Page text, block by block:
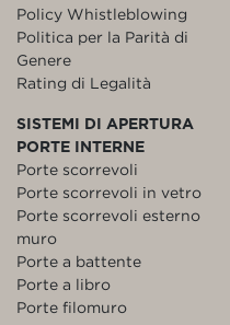
Policy Whistleblowing
Politica per la Parità di
Genere
Rating di Legalità
SISTEMI DI APERTURA
PORTE INTERNE
Porte scorrevoli
Porte scorrevoli in vetro
Porte scorrevoli esterno
muro
Porte a battente
Porte a libro
Porte filomuro